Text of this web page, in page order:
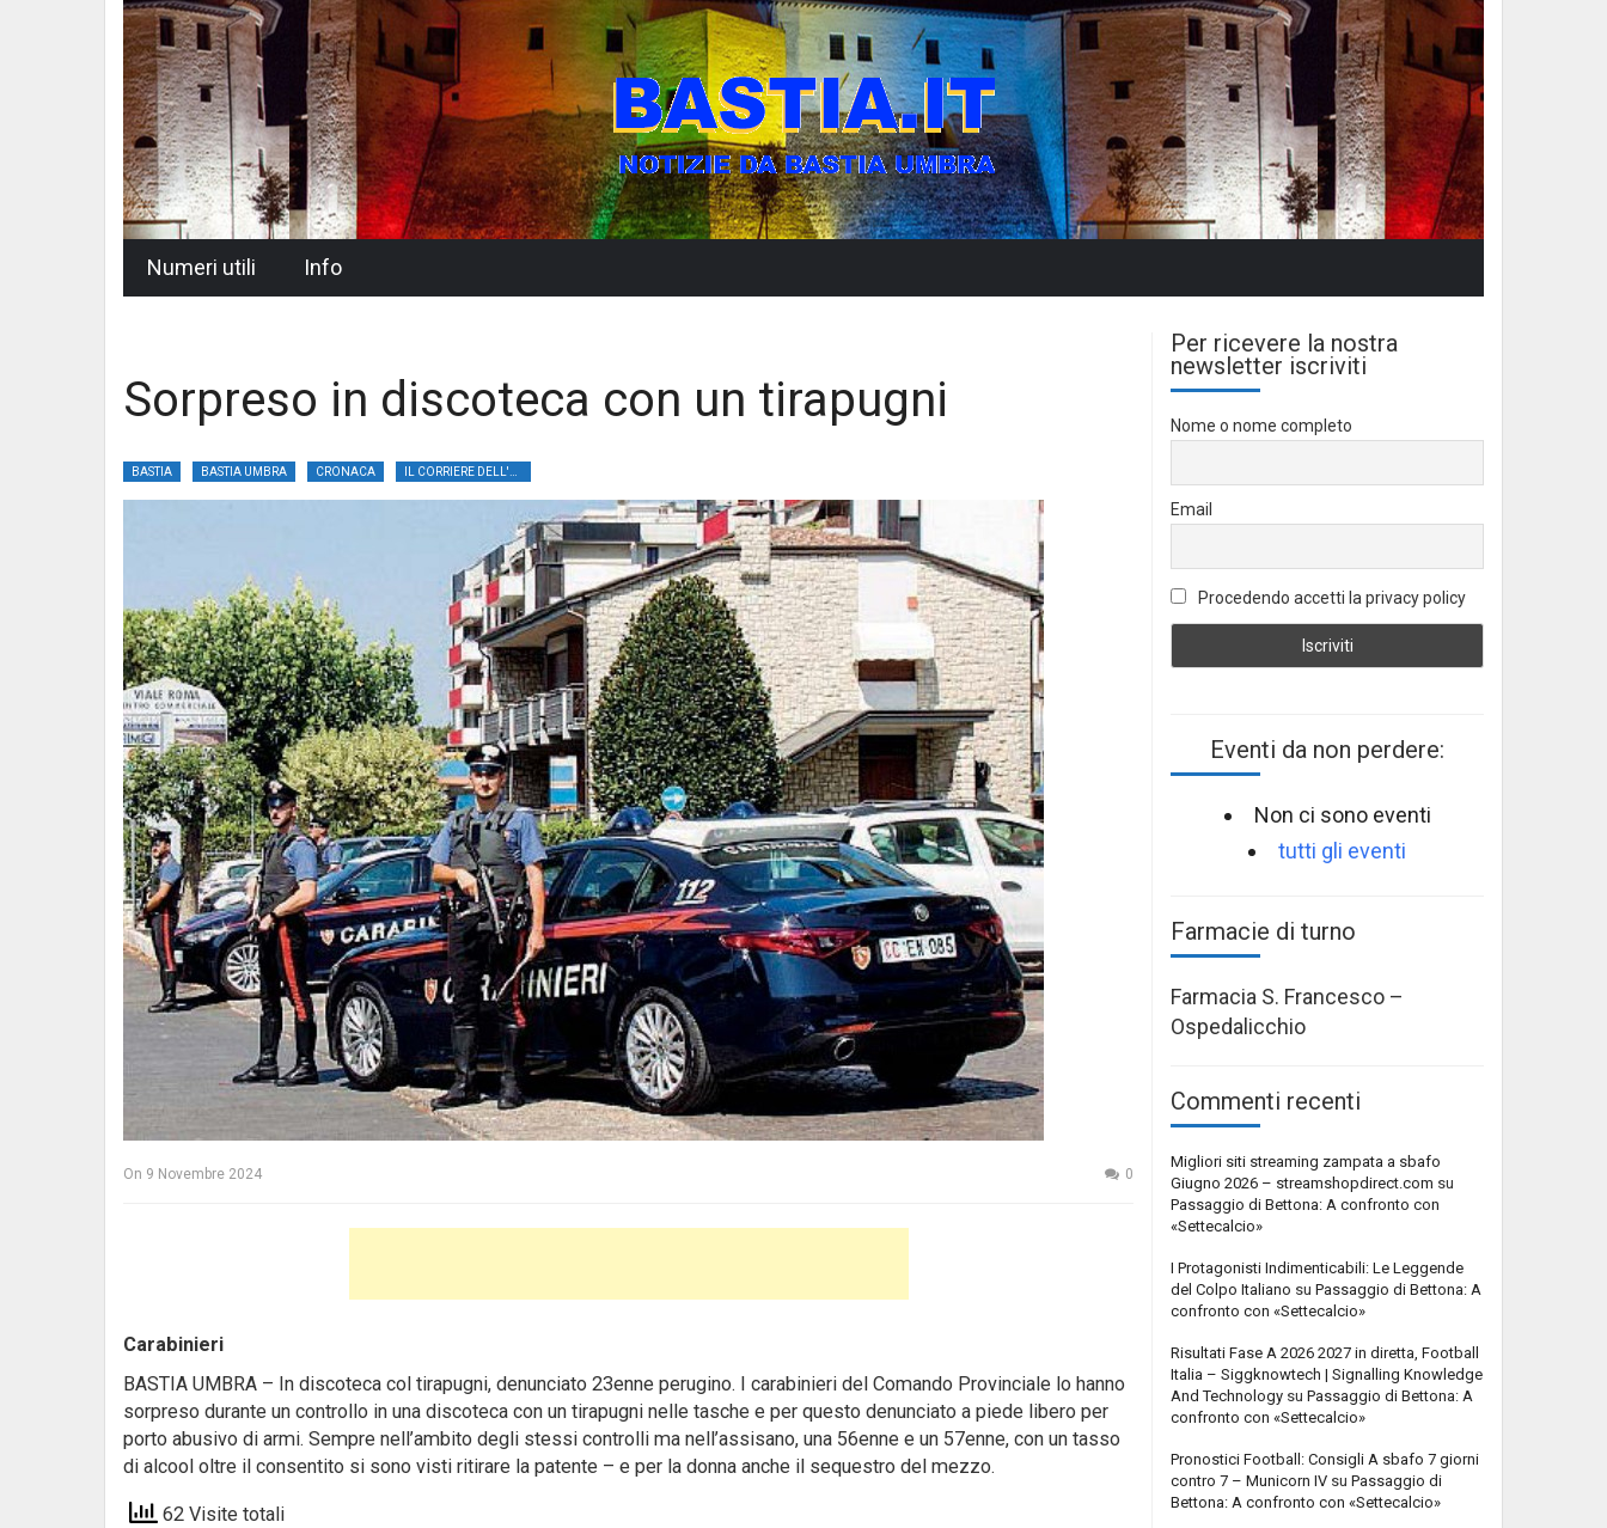
Numeri utili Info
Sorpreso in discoteca con un tirapugni
BASTIA BASTIA UMBRA CRONACA
On 9 Novembre 2024 0
Carabinieri
BASTIA UMBRA – In discoteca col tirapugni, denunciato 23enne perugino. I carabinieri del Comando Provinciale lo hanno
sorpreso durante un controllo in una discoteca con un tirapugni nelle tasche e per questo denunciato a piede libero per
porto abusivo di armi. Sempre nell’ambito degli stessi controlli ma nell’assisano, una 56enne e un 57enne, con un tasso
di alcool oltre il consentito si sono visti ritirare la patente – e per la donna anche il sequestro del mezzo.
62 Visite totali
Per ricevere la nostra
newsletter iscriviti
Nome o nome completo
Email
Procedendo accetti la privacy policy
Eventi da non perdere:
Non ci sono eventi
tutti gli eventi
Farmacie di turno
Farmacia S. Francesco –
Ospedalicchio
Commenti recenti
Migliori siti streaming zampata a sbafo
Giugno 2026 – streamshopdirect.com su
Passaggio di Bettona: A confronto con
«Settecalcio»
I Protagonisti Indimenticabili: Le Leggende
del Colpo Italiano su Passaggio di Bettona: A
confronto con «Settecalcio»
Risultati Fase A 2026 2027 in diretta, Football
Italia – Siggknowtech | Signalling Knowledge
And Technology su Passaggio di Bettona: A
confronto con «Settecalcio»
Pronostici Football: Consigli A sbafo 7 giorni
contro 7 – Municorn IV su Passaggio di
Bettona: A confronto con «Settecalcio»